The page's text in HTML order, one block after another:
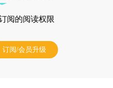
阅的阅读权限
订阅/会员升级